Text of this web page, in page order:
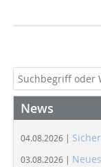
News
04.08.2026 |
03.08.2026 |